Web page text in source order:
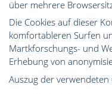
über mehrere
Die Cookies auf dieser
komfortableren Surfen
Martkforschungs- und
Erhebung von
Auszug der